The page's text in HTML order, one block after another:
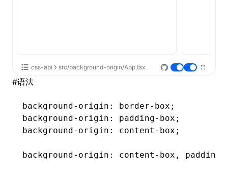
css-api src/background-origin/App.tsx
#语法
background-origin : border-box ;
background-origin : padding-box ;
background-origin : content-box ;
background-origin : content-box , padding-